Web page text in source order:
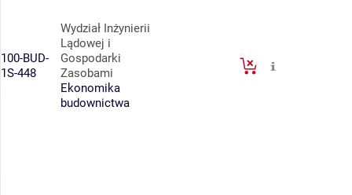
100-BUD-
1S-448
Wydział Inżynierii
Lądowej i
Gospodarki
Zasobami
Ekonomika
budownictwa